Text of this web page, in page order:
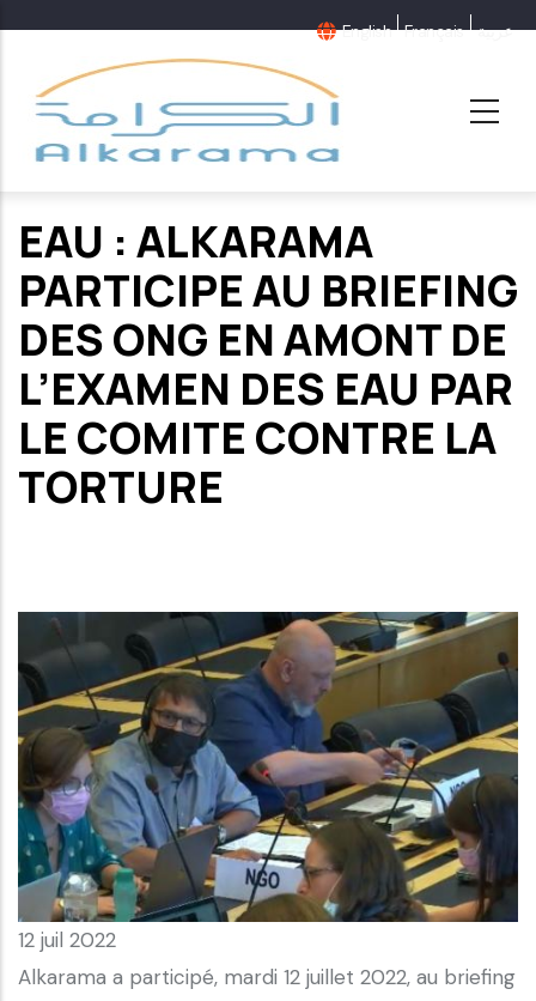
contenu
principal
English Français عربية
EAU : ALKARAMA
PARTICIPE AU BRIEFING
DES ONG EN AMONT DE
L’EXAMEN DES EAU PAR
LE COMITE CONTRE LA
TORTURE
12 juil 2022
Alkarama a participé, mardi 12 juillet 2022, au briefing